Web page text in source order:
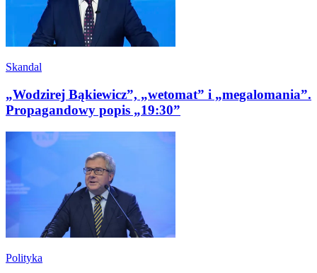
Skandal
„Wodzirej Bąkiewicz”, „wetomat” i „megalomania”.
Propagandowy popis „19:30”
Polityka